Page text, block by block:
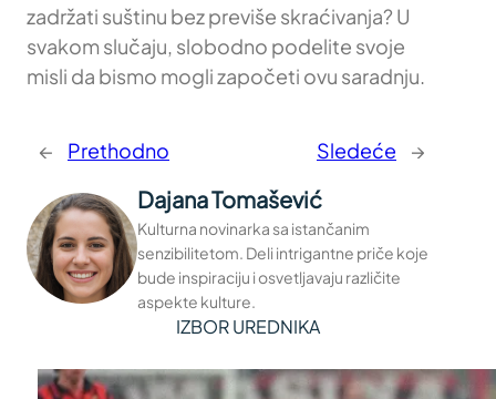
zadržati suštinu bez previše skraćivanja? U
svakom slučaju, slobodno podelite svoje
misli da bismo mogli započeti ovu saradnju.
← Prethodno Sledeće →
Dajana Tomašević
Kulturna novinarka sa istančanim
senzibilitetom. Deli intrigantne priče koje
bude inspiraciju i osvetljavaju različite
aspekte kulture.
IZBOR UREDNIKA